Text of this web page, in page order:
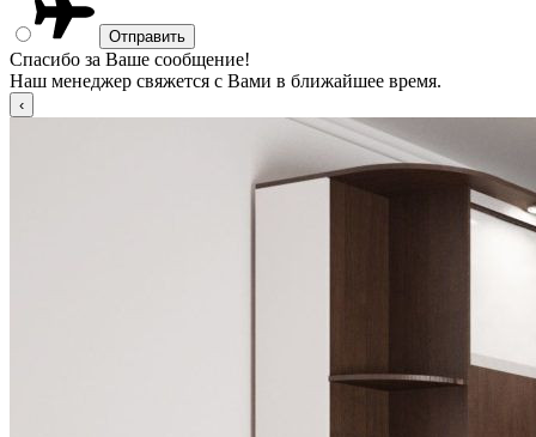
Спасибо за Ваше сообщение!
Наш менеджер свяжется с Вами в ближайшее время.